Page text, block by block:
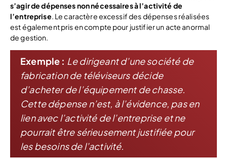
s’agir de dépenses non nécessaires à l’activité de
l’entreprise. Le caractère excessif des dépenses réalisées
est également pris en compte pour justifier un acte anormal
de gestion.
Exemple : Le dirigeant d’une société de
fabrication de téléviseurs décide
d’acheter de l’équipement de chasse.
Cette dépense n’est, à l’évidence, pas en
lien avec l’activité de l’entreprise et ne
pourrait être sérieusement justifiée pour
les besoins de l’activité.